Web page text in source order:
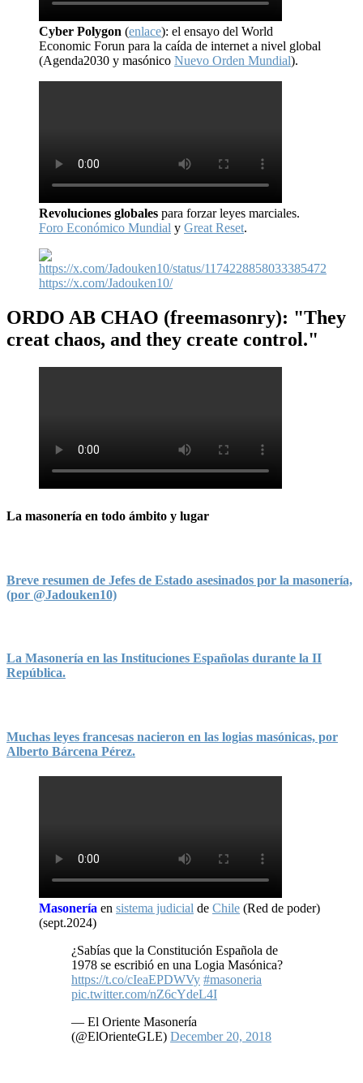
Cyber Polygon (enlace): el ensayo del World
Economic Forun para la caída de internet a nivel global
(Agenda2030 y masónico Nuevo Orden Mundial).
Revoluciones globales para forzar leyes marciales.
Foro Económico Mundial y Great Reset.
https://x.com/Jadouken10/
ORDO AB CHAO (freemasonry): "They
creat chaos, and they create control."
La masonería en todo ámbito y lugar
Breve resumen de Jefes de Estado asesinados por la masonería,
(por @Jadouken10)
La Masonería en las Instituciones Españolas durante la II
República.
Muchas leyes francesas nacieron en las logias masónicas, por
Alberto Bárcena Pérez.
Masonería en sistema judicial de Chile (Red de poder)
(sept.2024)
¿Sabías que la Constitución Española de
1978 se escribió en una Logia Masónica?
https://t.co/cIeaEPDWVy #masoneria
pic.twitter.com/nZ6cYdeL4I
— El Oriente Masonería
(@ElOrienteGLE) December 20, 2018